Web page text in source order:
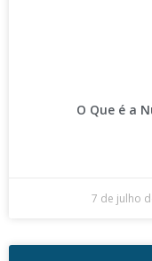
O Que é a
7 de julho